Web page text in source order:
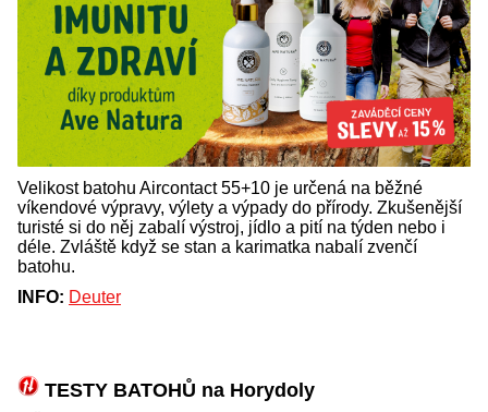
Velikost batohu Aircontact 55+10 je určená na běžné
víkendové výpravy, výlety a výpady do přírody. Zkušenější
turisté si do něj zabalí výstroj, jídlo a pití na týden nebo i
déle. Zvláště když se stan a karimatka nabalí zvenčí
batohu.
INFO: Deuter
TESTY BATOHŮ na Horydoly